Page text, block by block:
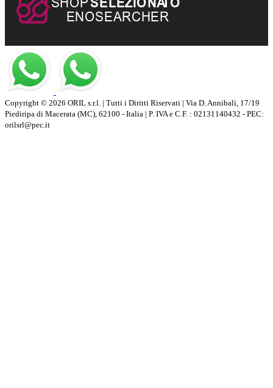
Copyright © 2026 ORIL s.r.l. | Tutti i Diritti Riservati | Via D. Annibali, 17/19
Piediripa di Macerata (MC), 62100 - Italia | P. IVA e C.F. : 02131140432 - PEC:
orilsrl@pec.it